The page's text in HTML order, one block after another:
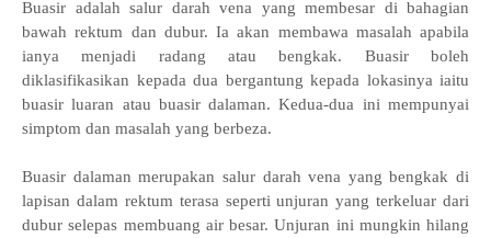
Buasir adalah salur darah vena yang membesar di bahagian
bawah rektum dan dubur. Ia akan membawa masalah apabila
ianya menjadi radang atau bengkak. Buasir boleh
diklasifikasikan kepada dua bergantung kepada lokasinya iaitu
buasir luaran atau buasir dalaman. Kedua-dua ini mempunyai
simptom dan masalah yang berbeza.
Buasir dalaman merupakan salur darah vena yang bengkak di
lapisan dalam rektum terasa seperti unjuran yang terkeluar dari
dubur selepas membuang air besar. Unjuran ini mungkin hilang